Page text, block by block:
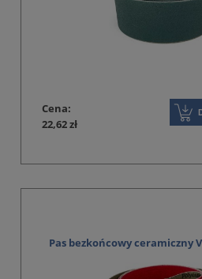
Cena:
22,62 zł
Pas bezkońcowy ceramiczny